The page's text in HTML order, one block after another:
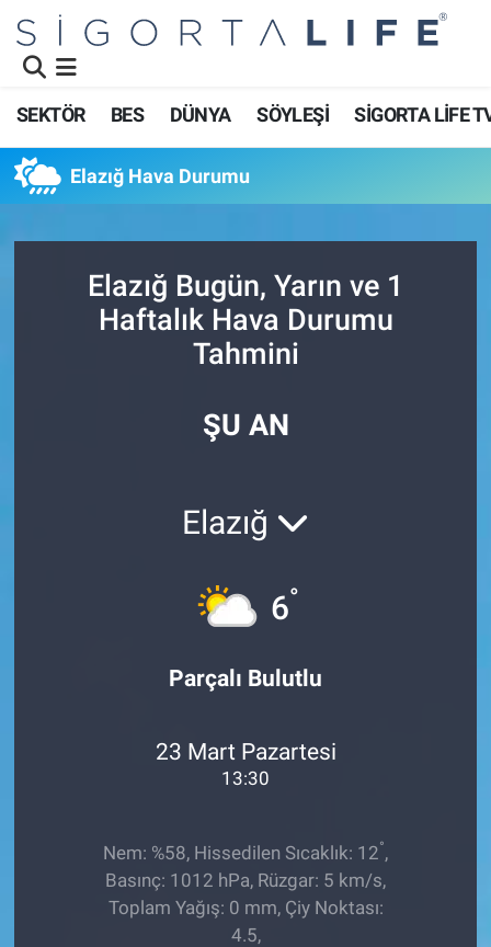
SEKTÖR BES DÜNYA SÖYLEŞİ SİGORTA LİFE
Elazığ Hava Durumu
Elazığ Bugün, Yarın ve 1
Haftalık Hava Durumu
Tahmini
ŞU AN
Elazığ
6°
Parçalı Bulutlu
23 Mart Pazartesi
13:30
Nem: %58, Hissedilen Sıcaklık: 12°,
Basınç: 1012 hPa, Rüzgar: 5 km/s,
Toplam Yağış: 0 mm, Çiy Noktası:
4.5,
Süper Lig Puan Durumu ve Fikstür
Son Dakika Haberleri